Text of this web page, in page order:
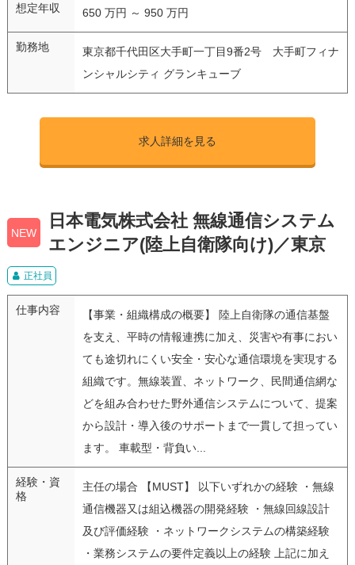
想定年収 650 万円 ～ 950 万円
勤務地
東京都千代田区大手町一丁目9番2号 大手町フィナ
ンシャルシティ グランキューブ
求人詳細を見る
NEW
日本電気株式会社 無線通信システム
エンジニア(陸上自衛隊向け)／東京
正社員
仕事内容
【事業・組織構成の概要】 陸上自衛隊の通信基盤
を支え、平時の情報連携に加え、災害や有事におい
ても途切れにくい安全・安心な通信環境を実現する
組織です。無線装置、ネットワーク、民間通信網な
どを組み合わせた野外通信システムについて、提案
から設計・導入後のサポートまで一貫して担ってい
ます。 車載型・背負い...
経験・資
格
主任の場合 【MUST】 以下いずれかの経験 ・無線
通信機器又は組込機器の開発経験 ・無線回線設計
及び評価経験 ・ネットワークシステムの構築経験
・業務システムの要件定義以上の経験 上記に加え